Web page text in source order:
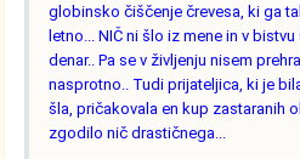
globinsko čiščenje črevesa, ki ga
letno... NIČ ni šlo iz mene in v
denar.. Pa se v življenju nisem
nasprotno.. Tudi prijateljica, ki je
šla, pričakovala en kup zastaranih
zgodilo nič drastičnega...